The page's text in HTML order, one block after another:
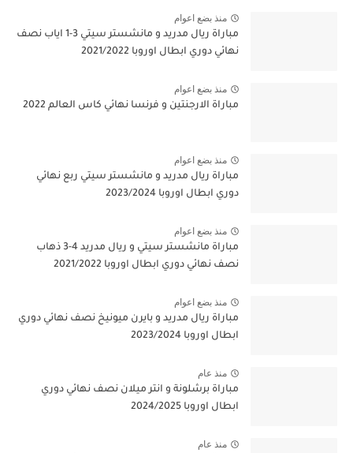
منذ بضع اعوام
مباراة ريال مدريد و مانشستر سيتي 3-1 اياب نصف
نهائي دوري ابطال اوروبا 2021/2022
منذ بضع اعوام
مباراة الارجنتين و فرنسا نهائي كاس العالم 2022
منذ بضع اعوام
مباراة ريال مدريد و مانشستر سيتي ربع نهائي
دوري ابطال اوروبا 2023/2024
منذ بضع اعوام
مباراة مانشستر سيتي و ريال مدريد 4-3 ذهاب
نصف نهائي دوري ابطال اوروبا 2021/2022
منذ بضع اعوام
مباراة ريال مدريد و بايرن ميونيخ نصف نهائي دوري
ابطال اوروبا 2023/2024
منذ عام
مباراة برشلونة و انتر ميلان نصف نهائي دوري
ابطال اوروبا 2024/2025
منذ عام